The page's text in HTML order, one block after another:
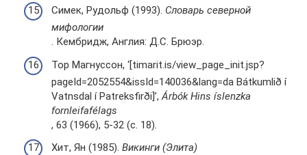
Симек, Рудольф (1993). Словарь северной
мифологии
. Кембридж, Англия: Д.С. Брюэр.
Тор Магнуссон, ‘[timarit.is/view_page_init.jsp?
pageId=2052554&issId=140036&lang=da Bátkumlið í
Vatnsdal í Patreksfirði]’,Árbók Hins íslenzka
fornleifafélags
, 63 (1966), 5-32 (с. 18).
Хит, Ян (1985). Викинги (Элита)